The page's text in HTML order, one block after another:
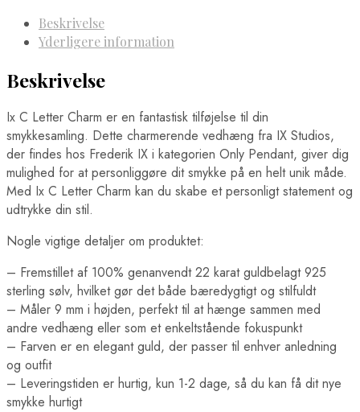
Beskrivelse
Yderligere information
Beskrivelse
Ix C Letter Charm er en fantastisk tilføjelse til din
smykkesamling. Dette charmerende vedhæng fra IX Studios,
der findes hos Frederik IX i kategorien Only Pendant, giver dig
mulighed for at personliggøre dit smykke på en helt unik måde.
Med Ix C Letter Charm kan du skabe et personligt statement og
udtrykke din stil.
Nogle vigtige detaljer om produktet:
– Fremstillet af 100% genanvendt 22 karat guldbelagt 925
sterling sølv, hvilket gør det både bæredygtigt og stilfuldt
– Måler 9 mm i højden, perfekt til at hænge sammen med
andre vedhæng eller som et enkeltstående fokuspunkt
– Farven er en elegant guld, der passer til enhver anledning
og outfit
– Leveringstiden er hurtig, kun 1-2 dage, så du kan få dit nye
smykke hurtigt